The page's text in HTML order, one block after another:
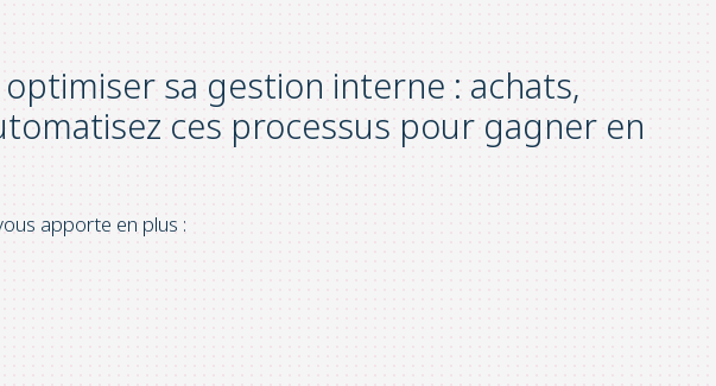
sa gestion interne : achats,
ces processus pour gagner en
apporte en plus :